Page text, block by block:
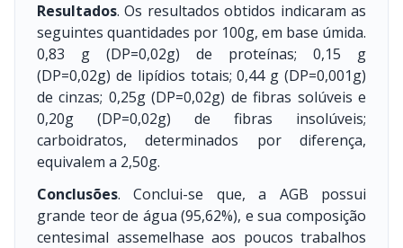
Resultados. Os resultados obtidos indicaram as
seguintes quantidades por 100g, em base úmida.
0,83 g (DP=0,02g) de proteínas; 0,15 g
(DP=0,02g) de lipídios totais; 0,44 g (DP=0,001g)
de cinzas; 0,25g (DP=0,02g) de fibras solúveis e
0,20g (DP=0,02g) de fibras insolúveis;
carboidratos, determinados por diferença,
equivalem a 2,50g.
Conclusões. Conclui-se que, a AGB possui
grande teor de água (95,62%), e sua composição
centesimal assemelhase aos poucos trabalhos